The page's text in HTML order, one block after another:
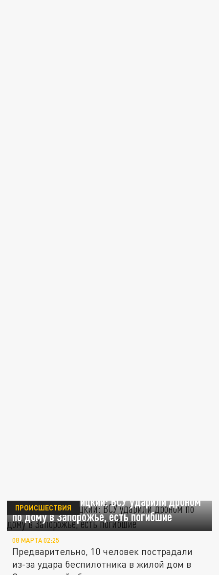
Губернатор Балицкий: ВСУ ударили дроном
по дому в Запорожье, есть погибшие
ПРОИСШЕСТВИЯ
08 МАРТА 02:25
Предварительно, 10 человек пострадали
из-за удара беспилотника в жилой дом в